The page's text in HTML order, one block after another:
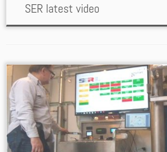
SER latest video
Announcement
SER is producing electricity